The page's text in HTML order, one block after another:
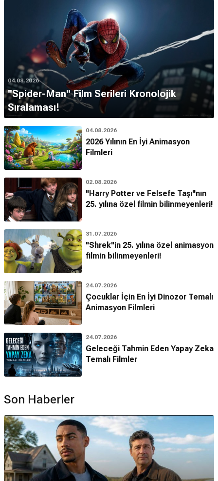
04.08.2026
''Spider-Man'' Film Serileri Kronolojik
Sıralaması!
04.08.2026
2026 Yılının En İyi Animasyon
Filmleri
02.08.2026
"Harry Potter ve Felsefe Taşı"nın
25. yılına özel filmin bilinmeyenleri!
31.07.2026
"Shrek"in 25. yılına özel animasyon
filmin bilinmeyenleri!
24.07.2026
Çocuklar İçin En İyi Dinozor Temalı
Animasyon Filmleri
24.07.2026
Geleceği Tahmin Eden Yapay Zeka
Temalı Filmler
Son Haberler